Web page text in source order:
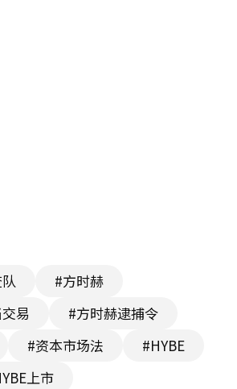
#方时赫
易
#方时赫逮捕令
#资本市场法
#HYBE
上市